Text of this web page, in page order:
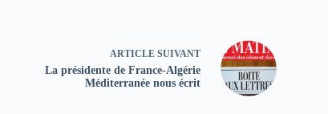
ARTICLE SUIVANT
La présidente de France-Algérie
Méditerranée nous écrit